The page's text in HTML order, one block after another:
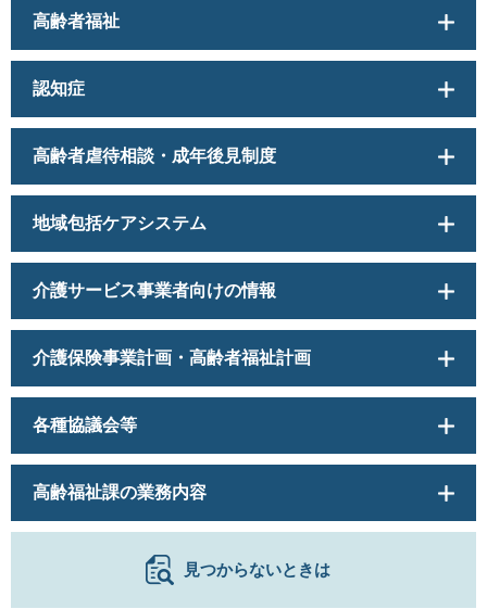
高齢者福祉
認知症
高齢者虐待相談・成年後見制度
地域包括ケアシステム
介護サービス事業者向けの情報
介護保険事業計画・高齢者福祉計画
各種協議会等
高齢福祉課の業務内容
見つからないときは